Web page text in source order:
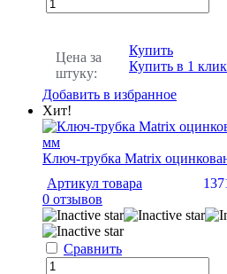
Цена за
штуку:
Купить
Купить в 1 клик
Добавить в избранное
Хит!
Ключ-трубка Matrix
Артикул товара
0 отзывов
Сравнить